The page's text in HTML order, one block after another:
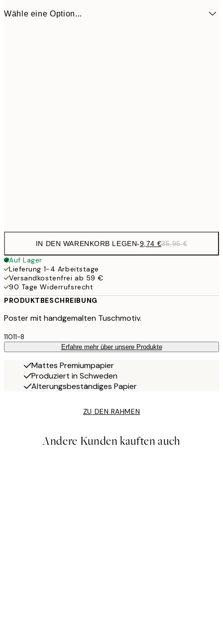
Wähle eine Option...
IN DEN WARENKORB LEGEN-9,74 €35,95 €
Auf Lager
Lieferung 1-4 Arbeitstage
Versandkostenfrei ab 59 €
90 Tage Widerrufsrecht
PRODUKTBESCHREIBUNG
Poster mit handgemalten Tuschmotiv.
11011-8
Erfahre mehr über unsere Produkte
Mattes Premiumpapier
Produziert in Schweden
Alterungsbeständiges Papier
ZU DEN RAHMEN
Andere Kunden kauften auch